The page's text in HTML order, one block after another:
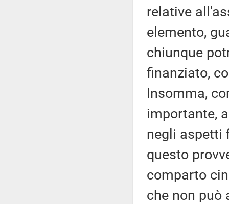
relative
elemento,
chiunque
finanziato,
Insomma,
importante,
negli aspetti
questo
comparto
che non può